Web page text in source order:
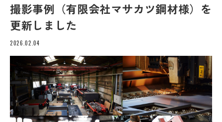
撮影事例（有限会社マサカツ鋼材様）を
更新しました
2026.02.04